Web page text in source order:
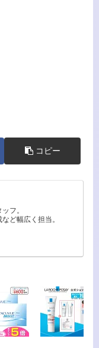
コピー
フ。
ど幅広く担当。